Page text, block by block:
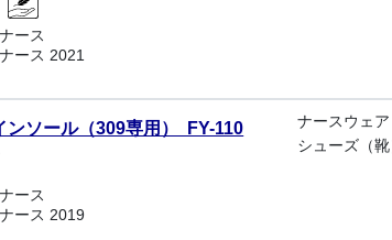
ース
ース 2021
ンソール（309専用） FY-110
ース
ース 2019
ナースウェア
シューズ（靴